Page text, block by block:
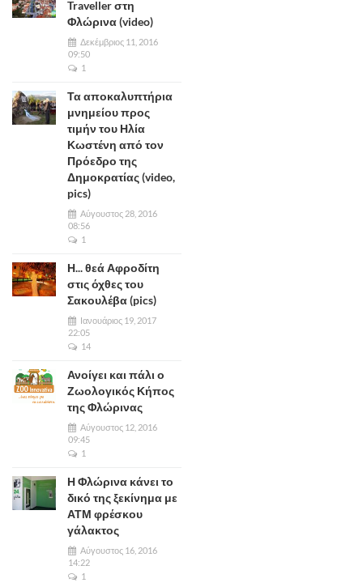
Traveller στη
Φλώρινα (video)
Δεκέμβριος 11, 2016
09:50
1
Τα αποκαλυπτήρια
μνημείου προς
τιμήν του Ηλία
Κωστένη από τον
Πρόεδρο της
Δημοκρατίας (video,
pics)
Αύγουστος 28, 2016
08:56
1
Η... θεά Αφροδίτη
στις όχθες του
Σακουλέβα (pics)
Ιανουάριος 19, 2017
22:05
14
Ανοίγει και πάλι ο
Ζωολογικός Κήπος
της Φλώρινας
Αύγουστος 12, 2016
09:45
1
Η Φλώρινα κάνει το
δικό της ξεκίνημα με
ΑΤΜ φρέσκου
γάλακτος
Αύγουστος 16, 2016
14:22
1